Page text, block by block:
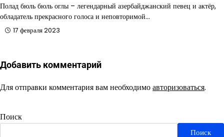
Полад бюль бюль оглы – легендарный азербайджанский певец и актёр,
обладатель прекрасного голоса и неповторимой…
17 февраля 2023
Добавить комментарий
Для отправки комментария вам необходимоавторизоваться.
Поиск
Поиск